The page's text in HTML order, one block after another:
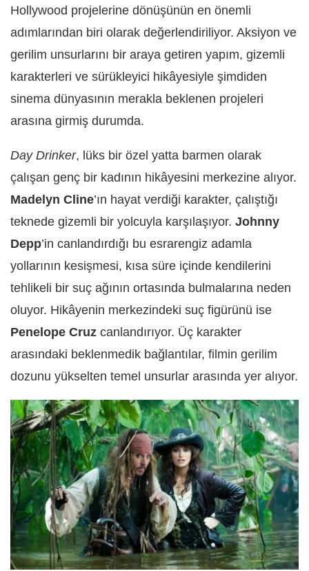
Hollywood projelerine dönüşünün en önemli
adımlarından biri olarak değerlendiriliyor. Aksiyon ve
gerilim unsurlarını bir araya getiren yapım, gizemli
karakterleri ve sürükleyici hikâyesiyle şimdiden
sinema dünyasının merakla beklenen projeleri
arasına girmiş durumda.
Day Drinker, lüks bir özel yatta barmen olarak
çalışan genç bir kadının hikâyesini merkezine alıyor.
Madelyn Cline’ın hayat verdiği karakter, çalıştığı
teknede gizemli bir yolcuyla karşılaşıyor. Johnny
Depp’in canlandırdığı bu esrarengiz adamla
yollarının kesişmesi, kısa süre içinde kendilerini
tehlikeli bir suç ağının ortasında bulmalarına neden
oluyor. Hikâyenin merkezindeki suç figürünü ise
Penelope Cruz canlandırıyor. Üç karakter
arasındaki beklenmedik bağlantılar, filmin gerilim
dozunu yükselten temel unsurlar arasında yer alıyor.